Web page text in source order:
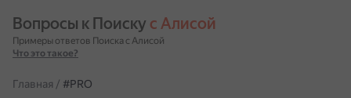
Вопросы к Поиску с Алисой
Примеры ответов Поиска с Алисой
Что это такое?
Главная / #PRO